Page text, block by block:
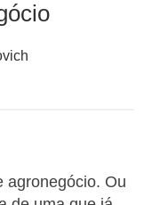
agronegócio. Ou